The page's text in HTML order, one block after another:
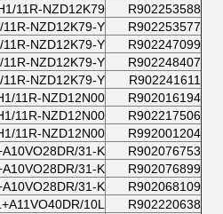
R902253588
11R-NZD12K79
R902253577
NZD12K79-Y
R902247099
NZD12K79-Y
R902248407
NZD12K79-Y
R902241611
NZD12K79-Y
R902016194
11R-NZD12N00
R902217506
11R-NZD12N00
R992001204
11R-NZD12N00
R902076753
31-K
R902076899
31-K
R902068109
31-K
R902220638
10L